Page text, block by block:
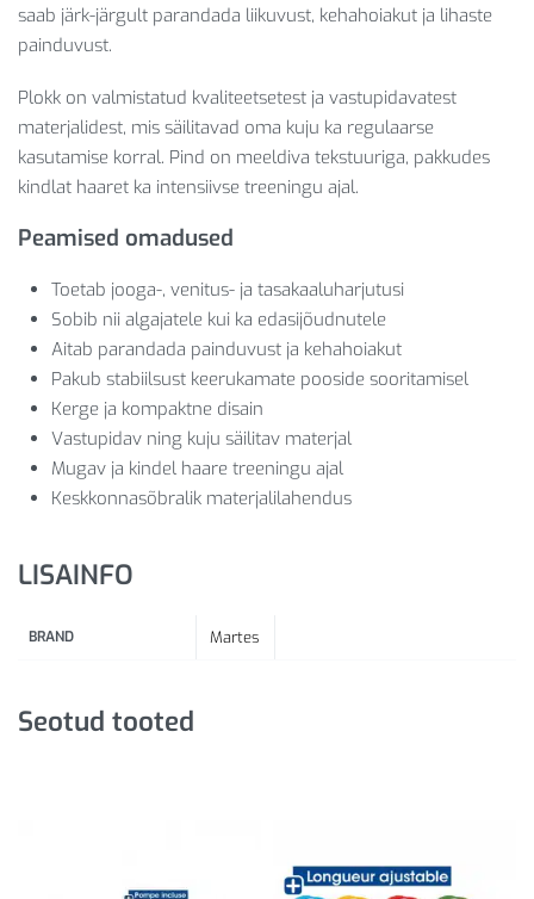
saab järk-järgult parandada liikuvust, kehahoiakut ja lihaste
painduvust.
Plokk on valmistatud kvaliteetsetest ja vastupidavatest
materjalidest, mis säilitavad oma kuju ka regulaarse
kasutamise korral. Pind on meeldiva tekstuuriga, pakkudes
kindlat haaret ka intensiivse treeningu ajal.
Peamised omadused
Toetab jooga-, venitus- ja tasakaaluharjutusi
Sobib nii algajatele kui ka edasijõudnutele
Aitab parandada painduvust ja kehahoiakut
Pakub stabiilsust keerukamate pooside sooritamisel
Kerge ja kompaktne disain
Vastupidav ning kuju säilitav materjal
Mugav ja kindel haare treeningu ajal
Keskkonnasõbralik materjalilahendus
LISAINFO
BRAND Martes
Seotud tooted